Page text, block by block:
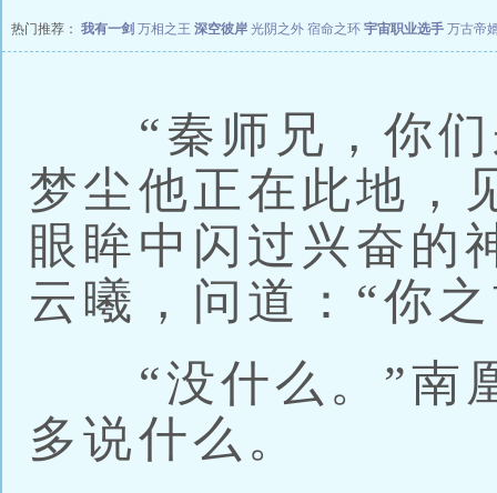
热门推荐： 我有一剑 万相之王 深空彼岸 光阴之外 宿命之环 宇宙职业选手 万古帝
“秦师兄，你们
梦尘他正在此地，
眼眸中闪过兴奋的
云曦，问道：“你
“没什么。”南
多说什么。